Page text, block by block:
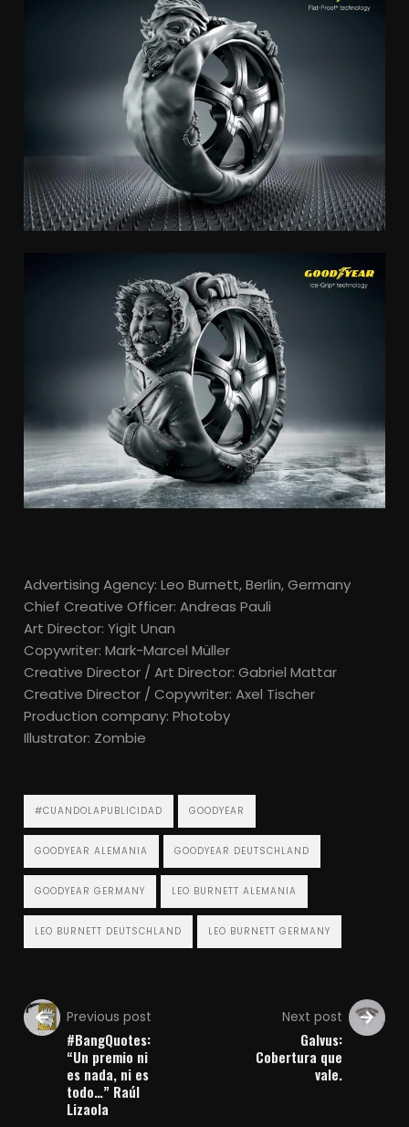
Advertising Agency: Leo Burnett, Berlin, Germany
Chief Creative Officer: Andreas Pauli
Art Director: Yigit Unan
Copywriter: Mark-Marcel Müller
Creative Director / Art Director: Gabriel Mattar
Creative Director / Copywriter: Axel Tischer
Production company: Photoby
Illustrator: Zombie
#CUANDOLAPUBLICIDAD GOODYEAR
GOODYEAR ALEMANIA GOODYEAR DEUTSCHLAND
GOODYEAR GERMANY LEO BURNETT ALEMANIA
LEO BURNETT DEUTSCHLAND LEO BURNETT GERMANY
Previous post
#BangQuotes:
“Un premio ni
es nada, ni es
todo…” Raúl
Lizaola
Next post
Galvus:
Cobertura que
vale.